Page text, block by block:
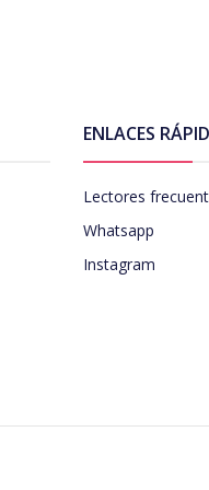
ENLACES
Lectores
Whatsapp
Instagram